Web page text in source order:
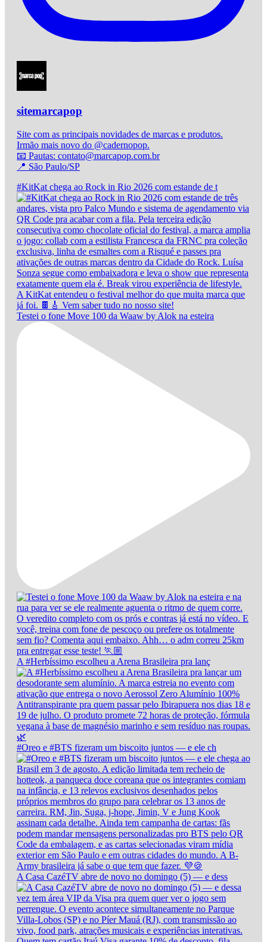
sitemarcapop
Site com as principais novidades de marcas e produtos.
Irmão mais novo do @cadernopop.
📧 Pautas: contato@marcapop.com.br
📍 São Paulo/SP
#KitKat chega ao Rock in Rio 2026 com estande de t
Testei o fone Move 100 da Waaw by Alok na esteira
A #Herbíssimo escolheu a Arena Brasileira pra lanç
#Oreo e #BTS fizeram um biscoito juntos — e ele ch
A Casa CazéTV abre de novo no domingo (5) — e dess